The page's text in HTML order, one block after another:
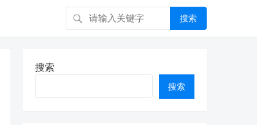
搜索
搜索
搜索